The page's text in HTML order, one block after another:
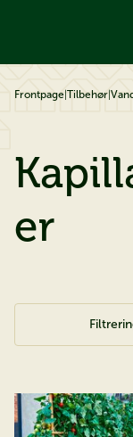
Frontpage Tilbehør
er